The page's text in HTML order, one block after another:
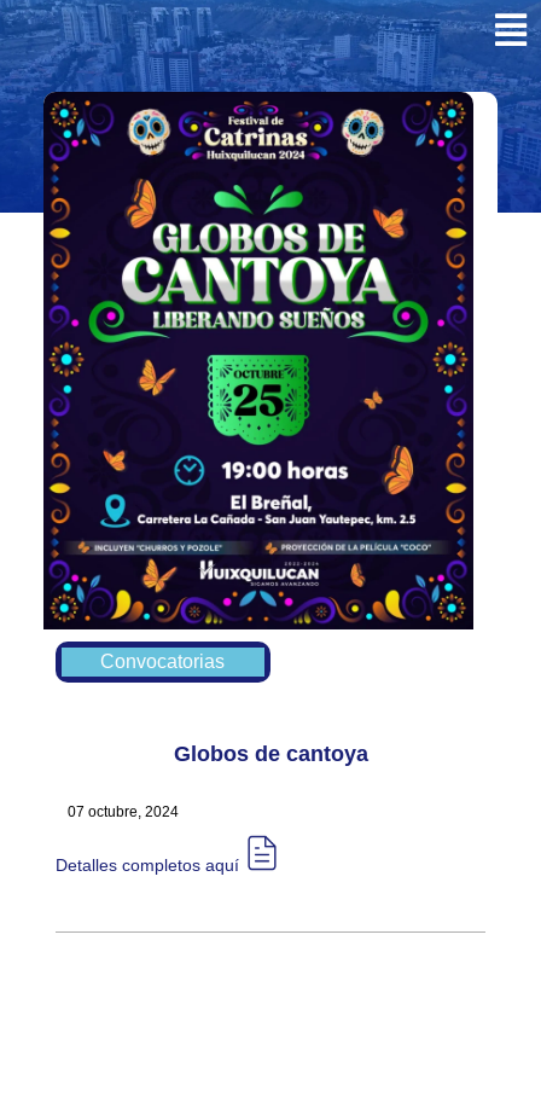
Convocatorias
Globos de cantoya
07 octubre, 2024
Detalles completos aquí​​